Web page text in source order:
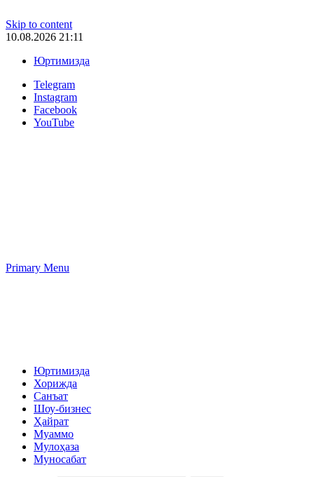
Skip to content
10.08.2026 21:11
Юртимизда
Telegram
Instagram
Facebook
YouTube
Primary Menu
Юртимизда
Хорижда
Санъат
Шоу-бизнес
Ҳайрат
Муаммо
Мулоҳаза
Муносабат